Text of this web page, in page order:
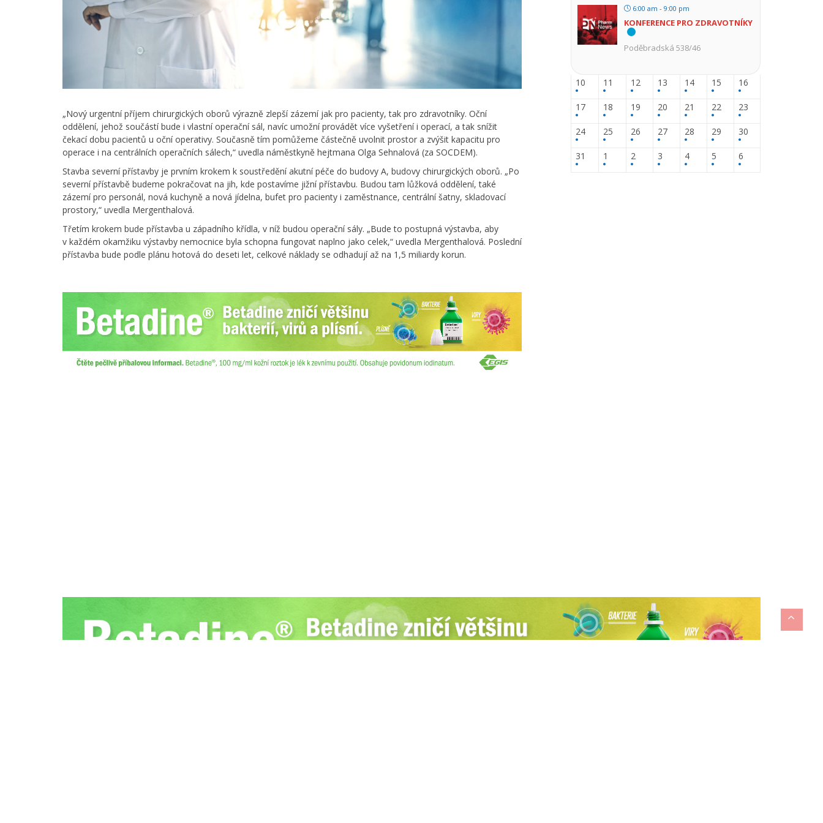
„Nový urgentní příjem chirurgických oborů výrazně zlepší zázemí jak pro pacienty, tak pro zdravotníky. Oční
oddělení, jehož součástí bude i vlastní operační sál, navíc umožní provádět více vyšetření i operací, a tak snížit
čekací dobu pacientů u oční operativy. Současně tím pomůžeme částečně uvolnit prostor a zvýšit kapacitu pro
operace i na centrálních operačních sálech,“ uvedla náměstkyně hejtmana Olga Sehnalová (za SOCDEM).
Stavba severní přístavby je prvním krokem k soustředění akutní péče do budovy A, budovy chirurgických oborů. „Po
severní přístavbě budeme pokračovat na jih, kde postavíme jižní přístavbu. Budou tam lůžková oddělení, také
zázemí pro personál, nová kuchyně a nová jídelna, bufet pro pacienty i zaměstnance, centrální šatny, skladovací
prostory,“ uvedla Mergenthalová.
Třetím krokem bude přístavba u západního křídla, v níž budou operační sály. „Bude to postupná výstavba, aby
v každém okamžiku výstavby nemocnice byla schopna fungovat naplno jako celek,“ uvedla Mergenthalová. Poslední
přístavba bude podle plánu hotová do deseti let, celkové náklady se odhadují až na 1,5 miliardy korun.
6:00 am - 9:00 pm
KONFERENCE PRO ZDRAVOTNÍKY
Poděbradská 538/46
10 11 12 13 14 15 16
17 18 19 20 21 22 23
24 25 26 27 28 29 30
31 1 2 3 4 5 6